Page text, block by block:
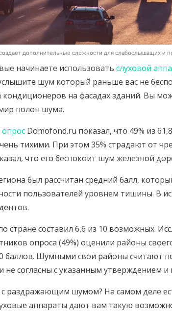
дополнительные сложности для слабослышащих и
начинаете использовать слуховой
шум который раньше вас не
кондиционеров на фасадах зданий. Вы
полон шума.
опрос Domofond.ru показал, что 49% из
тихими. При этом 35% страдают от
что его беспокоит шум железной
был рассчитан средний балл,
пользователей уровнем тишины. В
стране составил 6,6 из 10 возможных.
опроса (49%) оценили районы
баллов. Шумными свои районы считают
не согласны с указанным утверждением и
раздражающим шумом? На самом деле
аппараты дают вам такую